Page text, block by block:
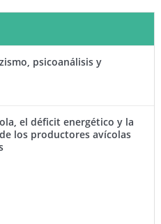
psicoanálisis y
el déficit energético y la
los productores avícolas